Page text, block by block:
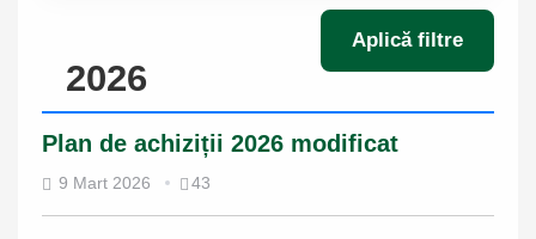
Aplică filtre
2026
Plan de achiziții 2026 modificat
9 Mart 2026 43